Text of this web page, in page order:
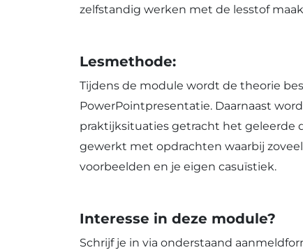
zelfstandig werken met de lesstof
Lesmethode:
Tijdens de module wordt de theorie
PowerPointpresentatie. Daarnaast
praktijksituaties getracht het geleerde
gewerkt met opdrachten waarbij
voorbeelden en je eigen casuïstiek.
Interesse in deze module?
Schrijf je in via onderstaand